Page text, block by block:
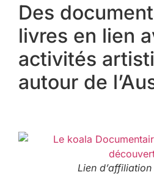
Des
livres en lien
activités
autour de
Lien